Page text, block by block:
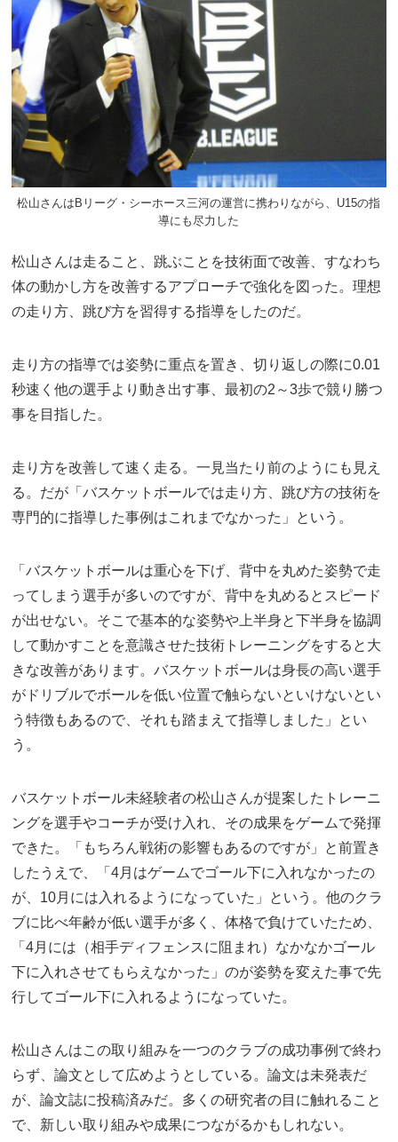
松山さんはBリーグ・シーホース三河の運営に携わりながら、U15の指
導にも尽力した
松山さんは走ること、跳ぶことを技術面で改善、すなわち
体の動かし方を改善するアプローチで強化を図った。理想
の走り方、跳び方を習得する指導をしたのだ。
走り方の指導では姿勢に重点を置き、切り返しの際に0.01
秒速く他の選手より動き出す事、最初の2～3歩で競り勝つ
事を目指した。
走り方を改善して速く走る。一見当たり前のようにも見え
る。だが「バスケットボールでは走り方、跳び方の技術を
専門的に指導した事例はこれまでなかった」という。
「バスケットボールは重心を下げ、背中を丸めた姿勢で走
ってしまう選手が多いのですが、背中を丸めるとスピード
が出せない。そこで基本的な姿勢や上半身と下半身を協調
して動かすことを意識させた技術トレーニングをすると大
きな改善があります。バスケットボールは身長の高い選手
がドリブルでボールを低い位置で触らないといけないとい
う特徴もあるので、それも踏まえて指導しました」とい
う。
バスケットボール未経験者の松山さんが提案したトレーニ
ングを選手やコーチが受け入れ、その成果をゲームで発揮
できた。「もちろん戦術の影響もあるのですが」と前置き
したうえで、「4月はゲームでゴール下に入れなかったの
が、10月には入れるようになっていた」という。他のクラ
ブに比べ年齢が低い選手が多く、体格で負けていたため、
「4月には（相手ディフェンスに阻まれ）なかなかゴール
下に入れさせてもらえなかった」のが姿勢を変えた事で先
行してゴール下に入れるようになっていた。
松山さんはこの取り組みを一つのクラブの成功事例で終わ
らず、論文として広めようとしている。論文は未発表だ
が、論文誌に投稿済みだ。多くの研究者の目に触れること
で、新しい取り組みや成果につながるかもしれない。